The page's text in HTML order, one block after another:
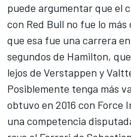
puede argumentar que el
con Red Bull no fue lo
que esa fue una carrera
segundos de Hamilton,
lejos de Verstappen y
Posiblemente tenga más
obtuvo en 2016 con Force
una competencia